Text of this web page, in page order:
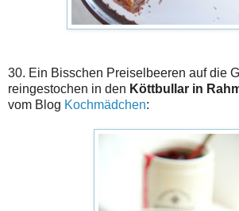
30. Ein Bisschen Preiselbeeren auf die
reingestochen in den Köttbullar in
vom Blog Kochmädchen: